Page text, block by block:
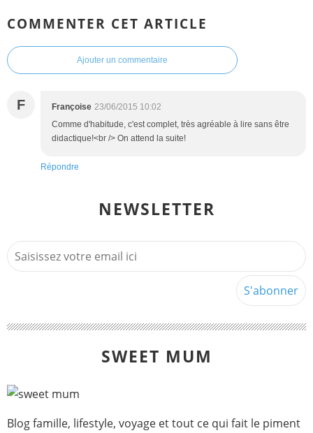
COMMENTER CET ARTICLE
Ajouter un commentaire
F Françoise 23/06/2015 10:02
Comme d'habitude, c'est complet, très agréable à lire sans être
didactique!<br /> On attend la suite!
Répondre
NEWSLETTER
SWEET MUM
Blog famille, lifestyle, voyage et tout ce qui fait le piment